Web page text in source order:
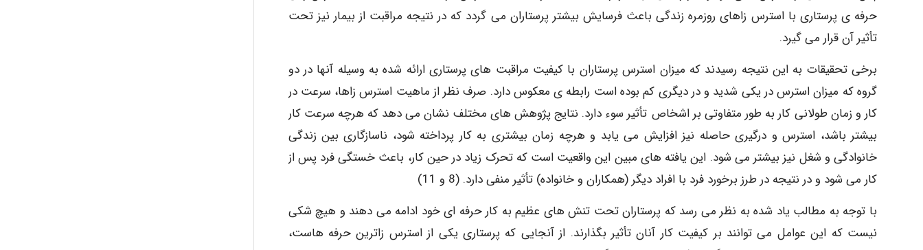
حرفه ی پرستاری با استرس زاهای روزمره زندگی باعث فرسایش بیشتر پرستاران می گردد که در نتیجه مراقبت از بیمار نیز تحت
تأثیر آن قرار می گیرد.
برخی تحقیقات به این نتیجه رسیدند که میزان استرس پرستاران با کیفیت مراقبت های پرستاری ارائه شده به وسیله آنها در دو
گروه که میزان استرس در یکی شدید و در دیگری کم بوده است رابطه ی معکوس دارد. صرف نظر از ماهیت استرس زاها، سرعت در
کار و زمان طولانی کار به طور متفاوتی بر اشخاص تأثیر سوء دارد. نتایج پژوهش های مختلف نشان می دهد که هرچه سرعت کار
بیشتر باشد، استرس و درگیری حاصله نیز افزایش می یابد و هرچه زمان بیشتری به کار پرداخته شود، ناسازگاری بین زندگی
خانوادگی و شغل نیز بیشتر می شود. این یافته های مبین این واقعیت است که تحرک زیاد در حین کار، باعث خستگی فرد پس از
کار می شود و در نتیجه در طرز برخورد فرد با افراد دیگر (همکاران و خانواده) تأثیر منفی دارد. (8 و 11)
با توجه به مطالب یاد شده به نظر می رسد که پرستاران تحت تنش های عظیم به کار حرفه ای خود ادامه می دهند و هیچ شکی
نیست که این عوامل می توانند بر کیفیت کار آنان تأثیر بگذارند. از آنجایی که پرستاری یکی از استرس زاترین حرفه هاست،